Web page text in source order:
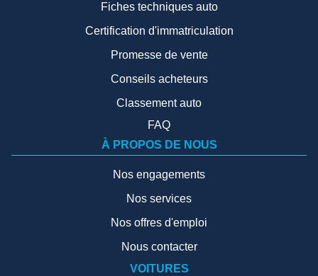
Fiches techniques auto
Certification d'immatriculation
Promesse de vente
Conseils acheteurs
Classement auto
FAQ
À PROPOS DE NOUS
Nos engagements
Nos services
Nos offres d'emploi
Nous contacter
VOITURES